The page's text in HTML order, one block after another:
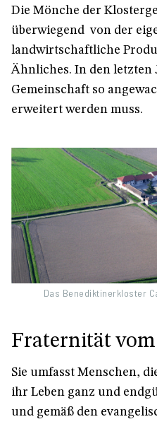
Die Mönche der
überwiegend von der
landwirtschaftliche
Ähnliches. In den letzten
Gemeinschaft so
erweitert werden muss.
Das Benediktinerkloster
Fraternität
Sie umfasst Menschen,
ihr Leben ganz und
und gemäß den